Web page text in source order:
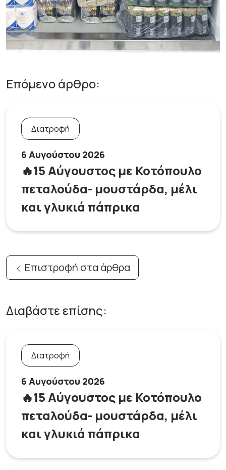
Επόμενο άρθρο:
Διατροφή
6 Αυγούστου 2026
🔥15 Αύγουστος με Κοτόπουλο
πεταλούδα- μουστάρδα, μέλι
και γλυκιά πάπρικα
Επιστροφή στα άρθρα
Διαβάστε επίσης:
Διατροφή
6 Αυγούστου 2026
🔥15 Αύγουστος με Κοτόπουλο
πεταλούδα- μουστάρδα, μέλι
και γλυκιά πάπρικα